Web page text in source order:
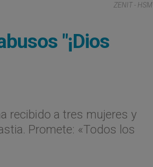
ZENIT - HSM
"¡Dios
recibido a tres mujeres y
Promete: «Todos los